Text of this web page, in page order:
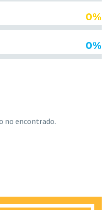
0%
0%
no encontrado.